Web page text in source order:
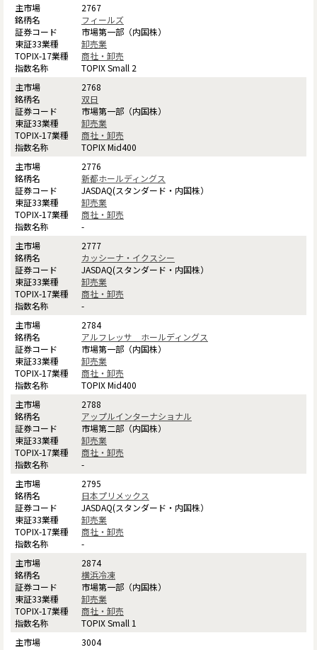
2767
フィールズ
市場第一部（内国株）
卸売業
商社・卸売
TOPIX Small 2
2768
双日
市場第一部（内国株）
卸売業
商社・卸売
TOPIX Mid400
2776
新都ホールディングス
JASDAQ(スタンダード・内国株）
卸売業
商社・卸売
-
2777
カッシーナ・イクスシー
JASDAQ(スタンダード・内国株）
卸売業
商社・卸売
-
2784
アルフレッサ ホールディングス
市場第一部（内国株）
卸売業
商社・卸売
TOPIX Mid400
2788
アップルインターナショナル
市場第二部（内国株）
卸売業
商社・卸売
-
2795
日本プリメックス
JASDAQ(スタンダード・内国株）
卸売業
商社・卸売
-
2874
横浜冷凍
市場第一部（内国株）
卸売業
商社・卸売
TOPIX Small 1
3004